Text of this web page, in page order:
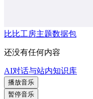
比比工房主题数据包
还没有任何内容
AI对话与站内知识库
播放音乐
暂停音乐